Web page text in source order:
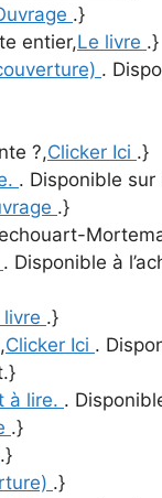
.}
entier,Le livre .}
.
?,Clicker Ici .}
. Disponible
.}
. Disponible à
livre .}
Clicker Ici .
à lire. .
.}
.}
.}